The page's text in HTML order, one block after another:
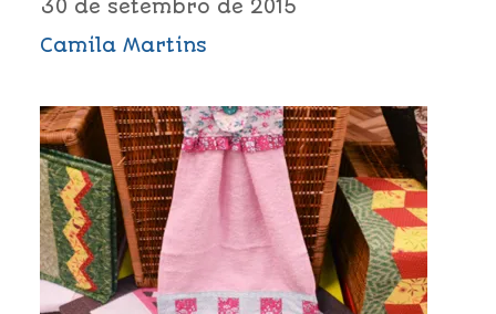
30 de setembro de 2015
Camila Martins